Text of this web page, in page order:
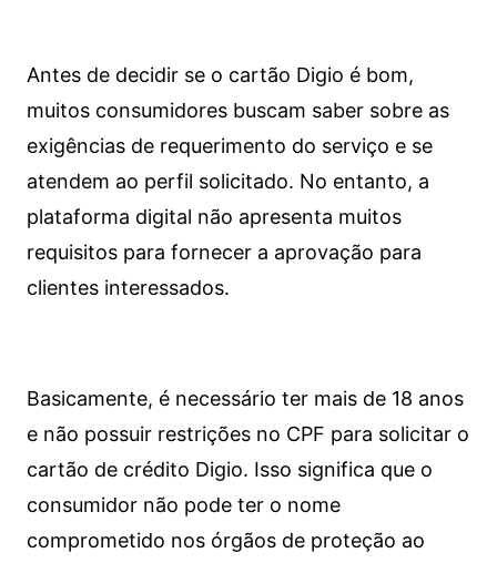
Antes de decidir se o cartão Digio é bom,
muitos consumidores buscam saber sobre as
exigências de requerimento do serviço e se
atendem ao perfil solicitado. No entanto, a
plataforma digital não apresenta muitos
requisitos para fornecer a aprovação para
clientes interessados.
Basicamente, é necessário ter mais de 18 anos
e não possuir restrições no CPF para solicitar o
cartão de crédito Digio. Isso significa que o
consumidor não pode ter o nome
comprometido nos órgãos de proteção ao